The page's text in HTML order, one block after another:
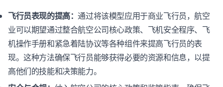
飞行员表现的提高：通过将该模型应用于商业飞行员，航空
业可以期望通过整合航空公司核心政策、飞机安全程序、飞
机操作手册和紧急着陆协议等各种组件来提高飞行员的表
现。这种方法确保飞行员能够获得必要的资源和信息，以提
高他们的技能和决策能力。